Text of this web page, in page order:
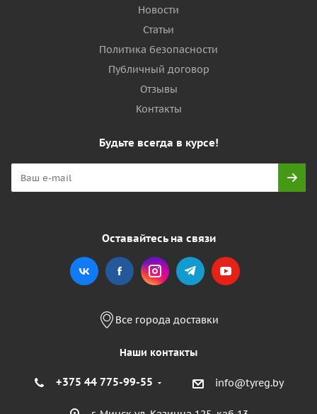
Новости
Статьи
Политика безопасности
Публичный договор
Отзывы
Контакты
Будьте всегда в курсе!
Оставайтесь на связи
Все города доставки
Наши контакты
+375 44 775-99-55 info@tyreg.by